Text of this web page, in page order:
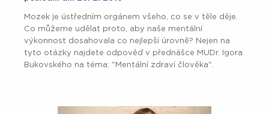
Mozek je ústředním orgánem všeho, co se v těle děje.
Co můžeme udělat proto, aby naše mentální
výkonnost dosahovala co nejlepší úrovně? Nejen na
tyto otázky najdete odpověď v přednášce MUDr. Igora
Bukovského na téma: "Mentální zdraví člověka".